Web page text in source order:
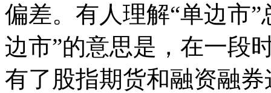
偏差。有人理解“单边市
边市”的意思是，在一段
有了股指期货和融资融